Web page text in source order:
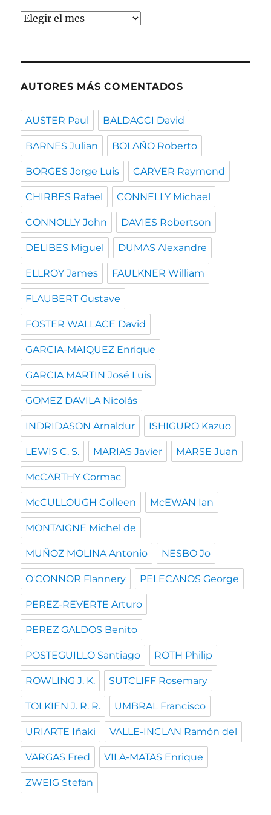
Buscar
AUTORES MÁS COMENTADOS
AUSTER Paul BALDACCI David
BARNES Julian BOLAÑO Roberto
BORGES Jorge Luis CARVER Raymond
CHIRBES Rafael CONNELLY Michael
CONNOLLY John DAVIES Robertson
DELIBES Miguel DUMAS Alexandre
ELLROY James FAULKNER William
FLAUBERT Gustave
FOSTER WALLACE David
GARCIA-MAIQUEZ Enrique
GARCIA MARTIN José Luis
GOMEZ DAVILA Nicolás
INDRIDASON Arnaldur ISHIGURO Kazuo
LEWIS C. S. MARIAS Javier MARSE Juan
McCARTHY Cormac
McCULLOUGH Colleen McEWAN Ian
MONTAIGNE Michel de
MUÑOZ MOLINA Antonio NESBO Jo
O'CONNOR Flannery PELECANOS George
PEREZ-REVERTE Arturo
PEREZ GALDOS Benito
POSTEGUILLO Santiago ROTH Philip
ROWLING J. K. SUTCLIFF Rosemary
TOLKIEN J. R. R. UMBRAL Francisco
URIARTE Iñaki VALLE-INCLAN Ramón del
VARGAS Fred VILA-MATAS Enrique
ZWEIG Stefan